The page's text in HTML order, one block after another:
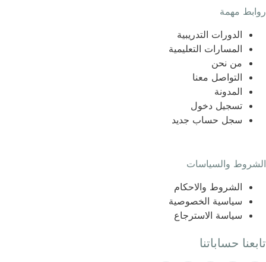
روابط مهمة
الدورات التدريبية
المسارات التعليمية
من نحن
التواصل معنا
المدونة
تسجيل دخول
سجل حساب جديد
الشروط والسياسات
الشروط والاحكام
سياسية الخصوصية
سياسة الاسترجاع
تابعنا حساباتنا